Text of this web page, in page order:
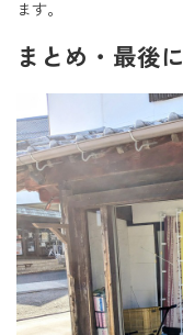
ます。
まとめ・最後に